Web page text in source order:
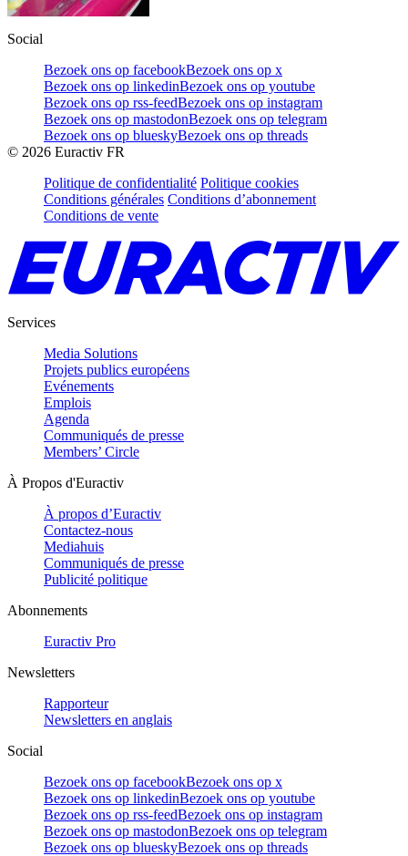
Social
Bezoek ons op facebookBezoek ons op x
Bezoek ons op linkedinBezoek ons op youtube
Bezoek ons op rss-feedBezoek ons op instagram
Bezoek ons op mastodonBezoek ons op telegram
Bezoek ons op blueskyBezoek ons op threads
© 2026 Euractiv FR
Politique de confidentialité Politique cookies
Conditions générales Conditions d’abonnement
Conditions de vente
Services
Media Solutions
Projets publics européens
Evénements
Emplois
Agenda
Communiqués de presse
Members’ Circle
À Propos d'Euractiv
À propos d’Euractiv
Contactez-nous
Mediahuis
Communiqués de presse
Publicité politique
Abonnements
Euractiv Pro
Newsletters
Rapporteur
Newsletters en anglais
Social
Bezoek ons op facebookBezoek ons op x
Bezoek ons op linkedinBezoek ons op youtube
Bezoek ons op rss-feedBezoek ons op instagram
Bezoek ons op mastodonBezoek ons op telegram
Bezoek ons op blueskyBezoek ons op threads